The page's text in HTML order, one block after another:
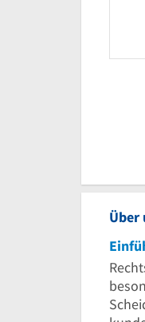
Über